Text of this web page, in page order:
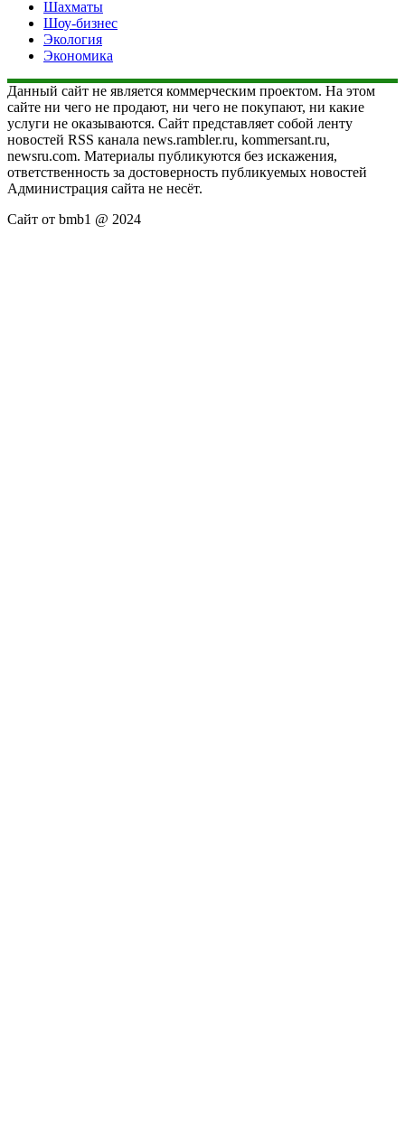
Шахматы
Шоу-бизнес
Экология
Экономика
Данный сайт не является коммерческим проектом. На этом
сайте ни чего не продают, ни чего не покупают, ни какие
услуги не оказываются. Сайт представляет собой ленту
новостей RSS канала news.rambler.ru, kommersant.ru,
newsru.com. Материалы публикуются без искажения,
ответственность за достоверность публикуемых новостей
Администрация сайта не несёт.
Сайт от bmb1 @ 2024